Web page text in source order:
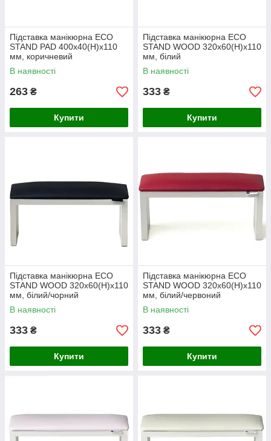
Підставка манікюрна ECO
STAND PAD 400х40(Н)х110
мм, коричневий
В наявності
263 ₴
Купити
Підставка манікюрна ECO
STAND WOOD 320х60(Н)х110
мм, білий
В наявності
333 ₴
Купити
Підставка манікюрна ECO
STAND WOOD 320х60(Н)х110
мм, білий/чорний
В наявності
333 ₴
Купити
Підставка манікюрна ECO
STAND WOOD 320х60(Н)х110
мм, білий/червоний
В наявності
333 ₴
Купити